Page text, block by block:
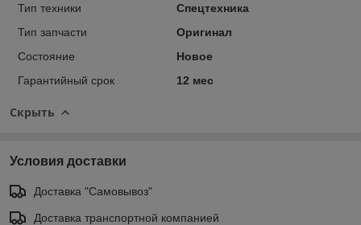
Тип техники
Спецтехника
Тип запчасти
Оригинал
Состояние
Новое
Гарантийный срок
12 мес
Скрыть
Условия доставки
Доставка "Самовывоз"
Доставка транспортной компанией